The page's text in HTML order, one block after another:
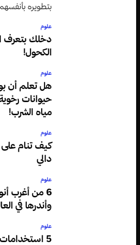
بتطويره
علوم
دخلك بتعرف
الكحول!
علوم
هل تعلم أن
حيوانات
مياه الشرب!
علوم
كيف تنام
دالي
علوم
6 من أغرب
وأندرها في
علوم
5